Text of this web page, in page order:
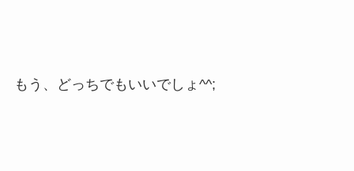
もう、どっちでもいいでしょ^^;